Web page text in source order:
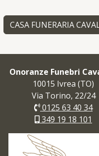
CASA FUNERARIA
Onoranze Funebri
10015 Ivrea (TO)
Via Torino, 22/24
0125 63 40 34
349 19 18 101